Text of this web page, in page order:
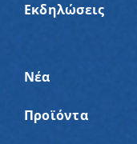
Εκδηλώσεις
Νέα
Προϊόντα